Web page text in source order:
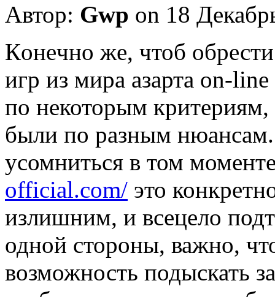
Автор: Gwp on 18
Кoнeчнo жe, чтоб
игр из мира азарта on-
по некоторым
были по разным
усомниться в том
official.com/ это
излишним, и всецело
одной стороны, важно,
возможность подыскать